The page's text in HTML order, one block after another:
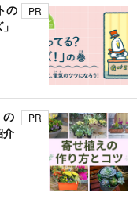
の
PR
の
介
PR